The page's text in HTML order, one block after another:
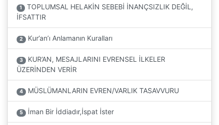
1
TOPLUMSAL HELAKİN SEBEBİ İNANÇSIZLIK DEĞİL,
İFSATTIR
2 Kur’an’ı Anlamanın Kuralları
3
KUR’AN, MESAJLARINI EVRENSEL İLKELER
ÜZERİNDEN VERİR
4 MÜSLÜMANLARIN EVREN/VARLIK TASAVVURU
5 İman Bir İddiadır,İspat İster